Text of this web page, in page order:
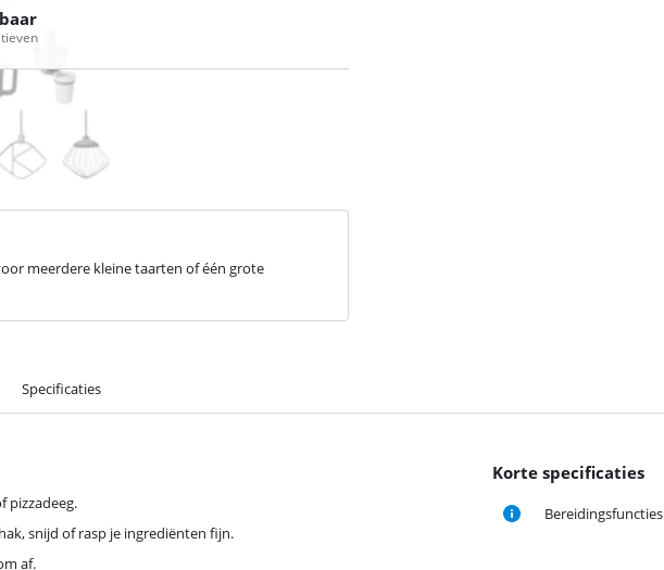
meerdere kleine taarten of één grote
Specificaties
Korte specificaties
Bereidingsfuncties
pizzadeeg.
snijd of rasp je ingrediënten fijn.
af.